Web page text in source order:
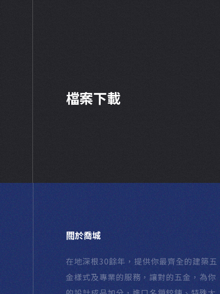
檔案下載
關於喬城
在地深根30餘年，提供你最齊全的建築五
金樣式及專業的服務，讓對的五金，為你